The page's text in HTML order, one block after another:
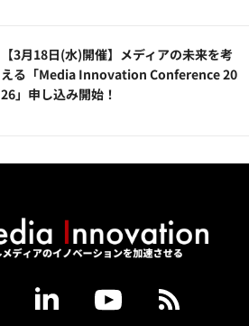
【3月18日(水)開催】メディアの未来を考
える「Media Innovation Conference 20
26」申し込み開始！